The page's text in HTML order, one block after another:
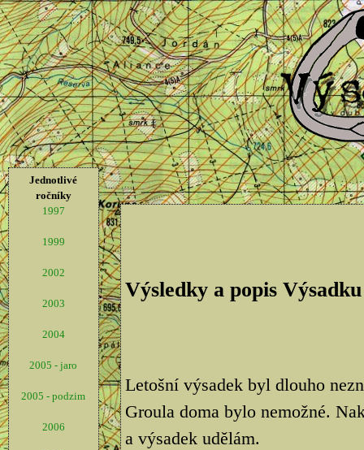
Jednotlivé
ročníky
1997
1999
2002
2003
2004
2005 - jaro
2005 - podzim
2006
Výsledky a popis Výsadku
Letošní výsadek byl dlouho
Groula doma bylo nemožné.
a výsadek udělám.